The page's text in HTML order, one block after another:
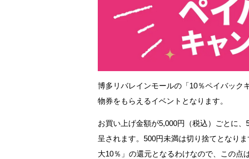
博多リバレインモールの「10％ペイバック
物券をもらえるイベントとなります。
お買い上げ金額が5,000円（税込）ごとに
呈されます。500円未満は切り捨てとなり
大10％」の還元となるわけなので、この点